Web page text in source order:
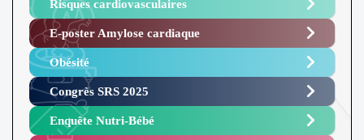
Risques cardiovasculaires
E-poster Amylose cardiaque ​
Obésité ​
Congrès SRS 2025 ​
Enquête Nutri-Bébé ​